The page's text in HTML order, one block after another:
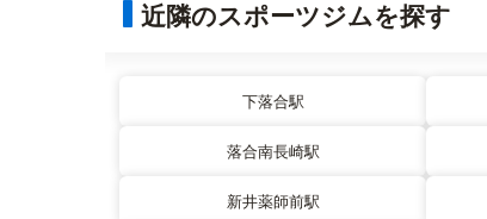
近隣のスポーツジムを探す
下落合駅
落合南長崎駅
新井薬師前駅